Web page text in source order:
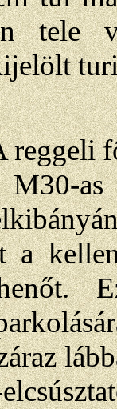
tele
reggeli
M30-
a